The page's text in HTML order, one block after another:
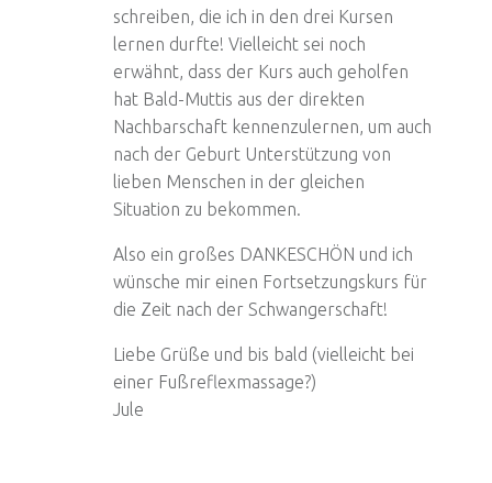
schreiben, die ich in den drei Kursen
lernen durfte! Vielleicht sei noch
erwähnt, dass der Kurs auch geholfen
hat Bald-Muttis aus der direkten
Nachbarschaft kennenzulernen, um auch
nach der Geburt Unterstützung von
lieben Menschen in der gleichen
Situation zu bekommen.
Also ein großes DANKESCHÖN und ich
wünsche mir einen Fortsetzungskurs für
die Zeit nach der Schwangerschaft!
Liebe Grüße und bis bald (vielleicht bei
einer Fußreflexmassage?)
Jule